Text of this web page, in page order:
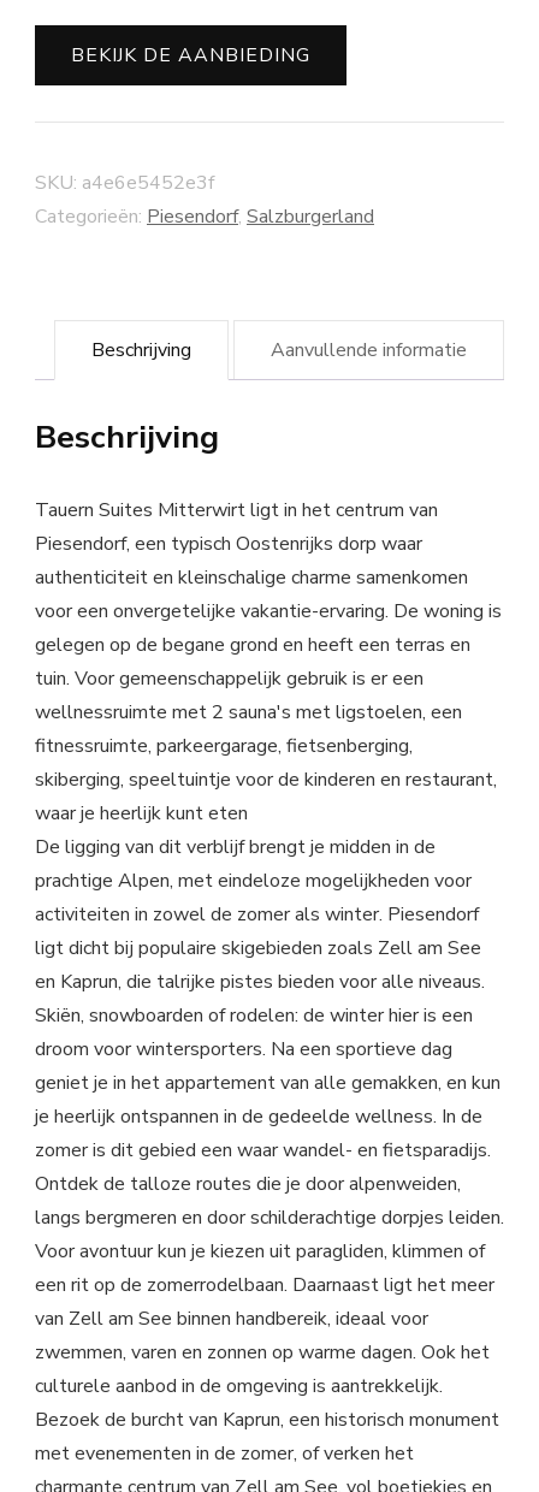
BEKIJK DE AANBIEDING
SKU: a4e6e5452e3f
Categorieën: Piesendorf, Salzburgerland
Beschrijving Aanvullende informatie
Beschrijving
Tauern Suites Mitterwirt ligt in het centrum van
Piesendorf, een typisch Oostenrijks dorp waar
authenticiteit en kleinschalige charme samenkomen
voor een onvergetelijke vakantie-ervaring. De woning is
gelegen op de begane grond en heeft een terras en
tuin. Voor gemeenschappelijk gebruik is er een
wellnessruimte met 2 sauna's met ligstoelen, een
fitnessruimte, parkeergarage, fietsenberging,
skiberging, speeltuintje voor de kinderen en restaurant,
waar je heerlijk kunt eten
De ligging van dit verblijf brengt je midden in de
prachtige Alpen, met eindeloze mogelijkheden voor
activiteiten in zowel de zomer als winter. Piesendorf
ligt dicht bij populaire skigebieden zoals Zell am See
en Kaprun, die talrijke pistes bieden voor alle niveaus.
Skiën, snowboarden of rodelen: de winter hier is een
droom voor wintersporters. Na een sportieve dag
geniet je in het appartement van alle gemakken, en kun
je heerlijk ontspannen in de gedeelde wellness. In de
zomer is dit gebied een waar wandel- en fietsparadijs.
Ontdek de talloze routes die je door alpenweiden,
langs bergmeren en door schilderachtige dorpjes leiden.
Voor avontuur kun je kiezen uit paragliden, klimmen of
een rit op de zomerrodelbaan. Daarnaast ligt het meer
van Zell am See binnen handbereik, ideaal voor
zwemmen, varen en zonnen op warme dagen. Ook het
culturele aanbod in de omgeving is aantrekkelijk.
Bezoek de burcht van Kaprun, een historisch monument
met evenementen in de zomer, of verken het